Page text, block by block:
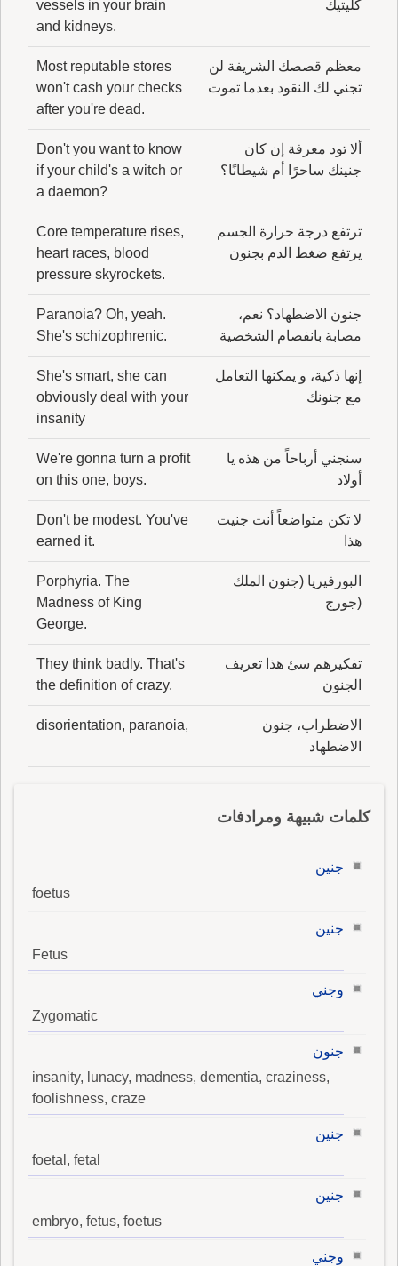
كليتيك
vessels in your brain
and kidneys.
معظم قصصك الشريفة لن
تجني لك النقود بعدما تموت
Most reputable stores
won't cash your checks
after you're dead.
ألا تود معرفة إن كان
جنينك ساحرًا أم شيطانًا؟
Don't you want to know
if your child's a witch or
a daemon?
ترتفع درجة حرارة الجسم
يرتفع ضغط الدم بجنون
Core temperature rises,
heart races, blood
pressure skyrockets.
جنون الاضطهاد؟ نعم،
مصابة بانفصام الشخصية
Paranoia? Oh, yeah.
She's schizophrenic.
إنها ذكية، و يمكنها التعامل
مع جنونك
She's smart, she can
obviously deal with your
insanity
سنجني أرباحاً من هذه يا
أولاد
We're gonna turn a profit
on this one, boys.
لا تكن متواضعاً أنت جنيت
هذا
Don't be modest. You've
earned it.
البورفيريا (جنون الملك
(جورج
Porphyria. The
Madness of King
George.
تفكيرهم سئ هذا تعريف
الجنون
They think badly. That's
the definition of crazy.
الاضطراب، جنون
الاضطهاد
disorientation, paranoia,
كلمات شبيهة ومرادفات
جنين
foetus
جنين
Fetus
وجني
Zygomatic
جنون
insanity, lunacy, madness, dementia, craziness,
foolishness, craze
جنين
foetal, fetal
جنين
embryo, fetus, foetus
وجني